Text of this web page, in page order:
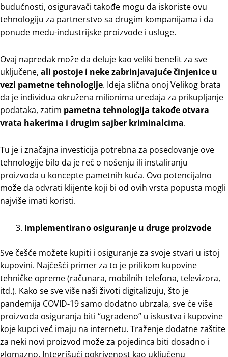
budućnosti, osiguravači takođe mogu da iskoriste ovu
tehnologiju za partnerstvo sa drugim kompanijama i da
ponude među-industrijske proizvode i usluge.
Ovaj napredak može da deluje kao veliki benefit za sve
uključene, ali postoje i neke zabrinjavajuće činjenice u
vezi pametne tehnologije. Ideja slična onoj Velikog brata
da je individua okružena milionima uređaja za prikupljanje
podataka, zatim pametna tehnologija takođe otvara
vrata hakerima i drugim sajber kriminalcima.
Tu je i značajna investicija potrebna za posedovanje ove
tehnologije bilo da je reč o nošenju ili instaliranju
proizvoda u koncepte pametnih kuća. Ovo potencijalno
može da odvrati klijente koji bi od ovih vrsta popusta mogli
najviše imati koristi.
Implementirano osiguranje u druge proizvode
Sve češće možete kupiti i osiguranje za svoje stvari u istoj
kupovini. Najčešći primer za to je prilikom kupovine
tehničke opreme (računara, mobilnih telefona, televizora,
itd.). Kako se sve više naši životi digitalizuju, što je
pandemija COVID-19 samo dodatno ubrzala, sve će više
proizvoda osiguranja biti “ugrađeno” u iskustva i kupovine
koje kupci već́ imaju na internetu. Traženje dodatne zaštite
za neki novi proizvod može za pojedinca biti dosadno i
glomazno. Integrišući pokrivenost kao uključenu